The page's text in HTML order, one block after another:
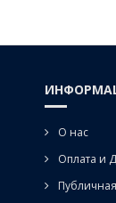
О нас
Оплата и